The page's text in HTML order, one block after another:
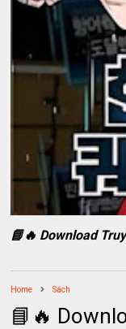
📘🔥 Download
Home Sách
📘🔥